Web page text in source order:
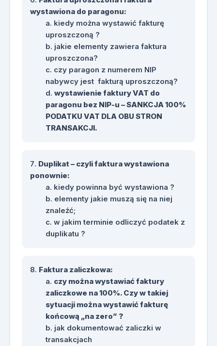
wystawiona do paragonu:
kiedy można wystawić fakturę
uproszczoną ?
jakie elementy zawiera faktura
uproszczona?
czy paragon z numerem NIP
nabywcy jest fakturą uproszczoną?
wystawienie faktury VAT do
paragonu bez NIP-u – SANKCJA 100%
PODATKU VAT DLA OBU STRON
TRANSAKCJI.
Duplikat – czyli faktura wystawiona
ponownie:
kiedy powinna być wystawiona ?
elementy jakie muszą się na niej
znaleźć;
w jakim terminie odliczyć podatek z
duplikatu ?
Faktura zaliczkowa:
czy można wystawiać faktury
zaliczkowe na 100%. Czy w takiej
sytuacji można wystawić fakturę
końcową „na zero” ?
jak dokumentować zaliczki w
transakcjach